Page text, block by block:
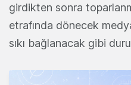
girdikten sonra
etrafında dönecek
sıkı bağlanacak gibi